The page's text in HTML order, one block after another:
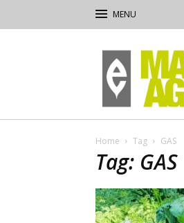
Macchine
Agricole
Home Tag GAS
Tag: GAS